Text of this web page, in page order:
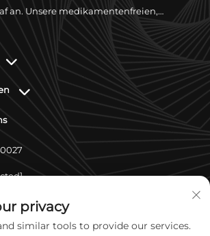
an. Unsere medikamentenfreien,
Materialien und globaler
zu verbessern.
4-304, Yuhua-Distrikt,
Hebei, China
privacy
similar tools to provide our services.